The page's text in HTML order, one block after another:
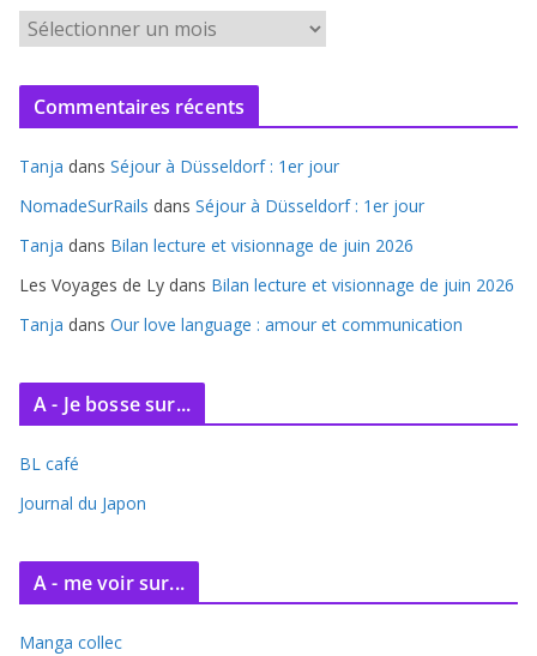
r
c
v
e
s
Commentaires récents
Tanja dans Séjour à Düsseldorf : 1er jour
NomadeSurRails dans Séjour à Düsseldorf : 1er jour
Tanja dans Bilan lecture et visionnage de juin 2026
Les Voyages de Ly dans Bilan lecture et visionnage de juin 2026
Tanja dans Our love language : amour et communication
A - Je bosse sur...
BL café
Journal du Japon
A - me voir sur...
Manga collec